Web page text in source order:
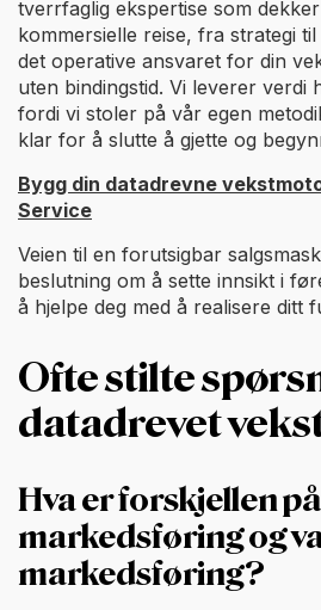
tverrfaglig ekspertise som
kommersielle reise, fra strategi
det operative ansvaret for din
uten bindingstid. Vi leverer verdi
fordi vi stoler på vår egen
klar for å slutte å gjette og
Bygg din datadrevne
Service
Veien til en forutsigbar
beslutning om å sette innsikt i
å hjelpe deg med å realisere ditt
Ofte stilte
datadrevet
Hva er forskjellen
markedsføring og
markedsføring?